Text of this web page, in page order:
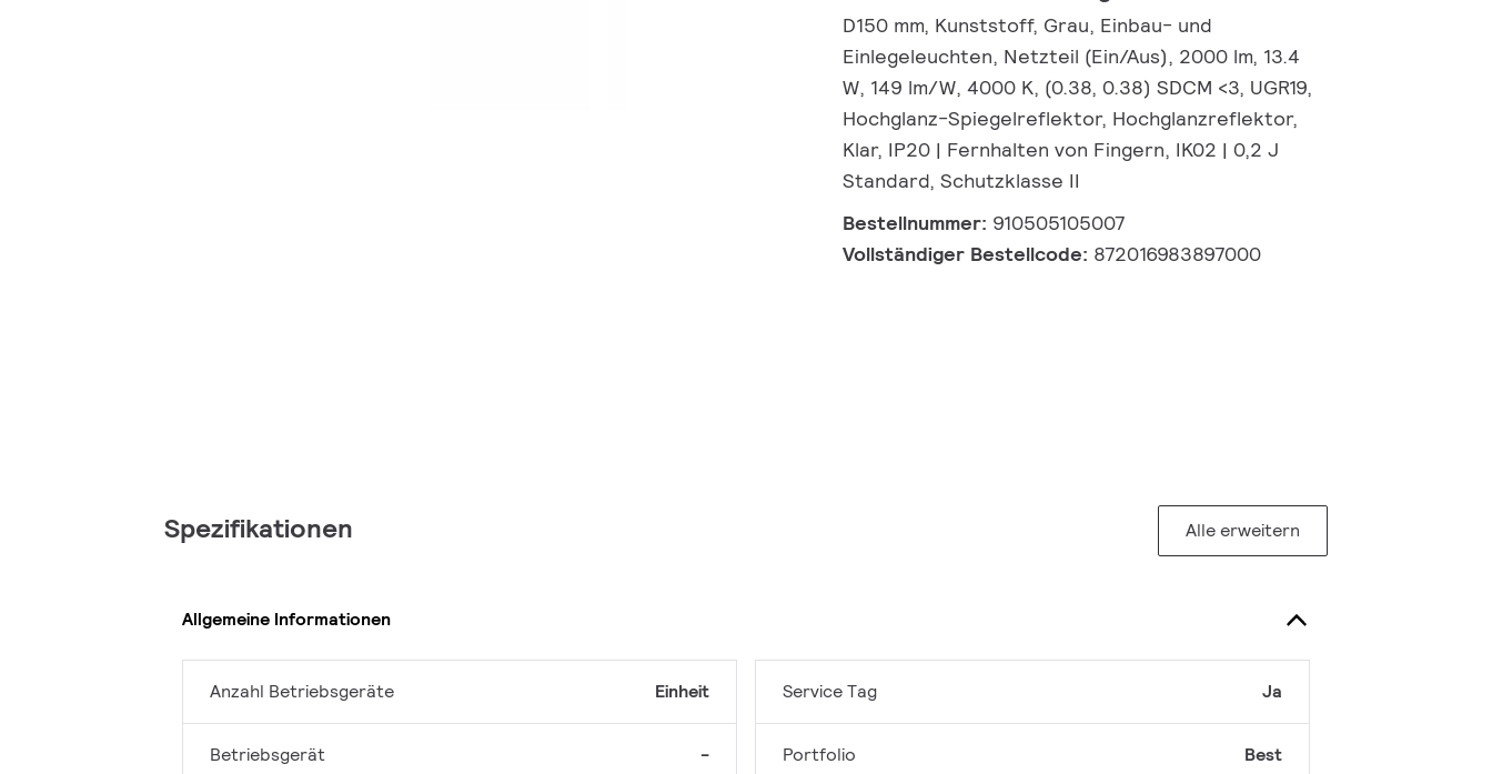
D150 mm, Kunststoff, Grau, Einbau- und
Einlegeleuchten, Netzteil (Ein/Aus), 2000 lm, 13.4
W, 149 lm/W, 4000 K, (0.38, 0.38) SDCM <3, UGR19,
Hochglanz-Spiegelreflektor, Hochglanzreflektor,
Klar, IP20 | Fernhalten von Fingern, IK02 | 0,2 J
Standard, Schutzklasse II
Bestellnummer: 910505105007
Vollständiger Bestellcode: 872016983897000
Spezifikationen Alle erweitern
Allgemeine Informationen
Anzahl Betriebsgeräte Einheit
Betriebsgerät -
Service Tag Ja
Portfolio Best